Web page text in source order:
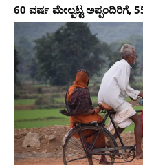
60 ವರ್ಷ ಮೇಲ್ಪಟ್ಟ ಅಪ್ಪಂದಿರಿಗೆ,